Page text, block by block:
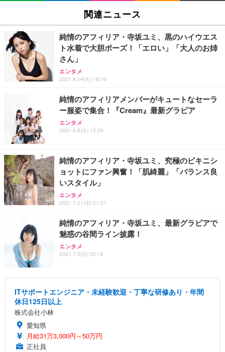
関連ニュース
純情のアフィリア・寺坂ユミ、黒のハイウエス
ト水着で大胆ポーズ！「エロい」「大人のお姉
さん」
エンタメ
2021.9.14(火) 16:16
純情のアフィリアメンバーがキュートなセーラ
ー服姿で集合！『Cream』最新グラビア
エンタメ
2021.9.8(水) 15:29
純情のアフィリア・寺坂ユミ、究極のビキニシ
ョットにファン興奮！「肌綺麗」「バランス良
いスタイル」
エンタメ
2021.7.21(水) 21:27
純情のアフィリア・寺坂ユミ、最新グラビアで
魅惑の谷間ライン披露！
エンタメ
2021.7.5(月) 22:16
ITサポートエンジニア・未経験歓迎・丁寧な研修あり・年間
休日125日以上
株式会社小林
愛知県
月給31万3,000円～50万円
正社員